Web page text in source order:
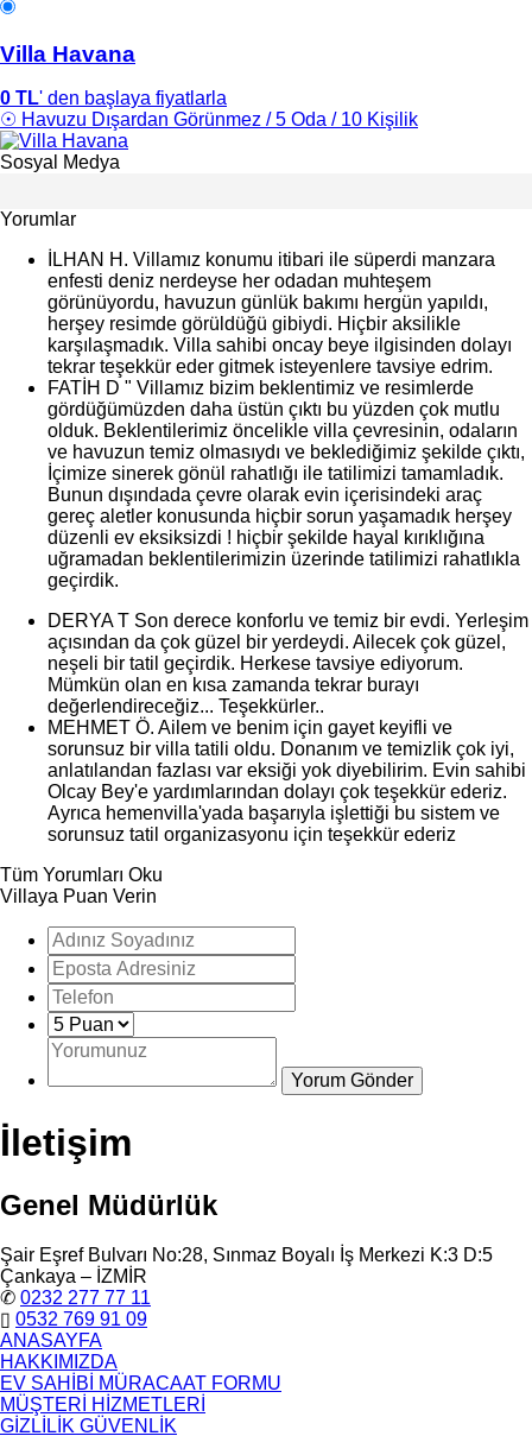
Villa Havana
0 TL' den başlaya fiyatlarla
☉ Havuzu Dışardan Görünmez / 5 Oda / 10 Kişilik
Sosyal Medya
Yorumlar
İLHAN H. Villamız konumu itibari ile süperdi manzara
enfesti deniz nerdeyse her odadan muhteşem
görünüyordu, havuzun günlük bakımı hergün yapıldı,
herşey resimde görüldüğü gibiydi. Hiçbir aksilikle
karşılaşmadık. Villa sahibi oncay beye ilgisinden dolayı
tekrar teşekkür eder gitmek isteyenlere tavsiye edrim.
FATİH D " Villamız bizim beklentimiz ve resimlerde
gördüğümüzden daha üstün çıktı bu yüzden çok mutlu
olduk. Beklentilerimiz öncelikle villa çevresinin, odaların
ve havuzun temiz olmasıydı ve beklediğimiz şekilde çıktı,
İçimize sinerek gönül rahatlığı ile tatilimizi tamamladık.
Bunun dışındada çevre olarak evin içerisindeki araç
gereç aletler konusunda hiçbir sorun yaşamadık herşey
düzenli ev eksiksizdi ! hiçbir şekilde hayal kırıklığına
uğramadan beklentilerimizin üzerinde tatilimizi rahatlıkla
geçirdik.
DERYA T Son derece konforlu ve temiz bir evdi. Yerleşim
açısından da çok güzel bir yerdeydi. Ailecek çok güzel,
neşeli bir tatil geçirdik. Herkese tavsiye ediyorum.
Mümkün olan en kısa zamanda tekrar burayı
değerlendireceğiz... Teşekkürler..
MEHMET Ö. Ailem ve benim için gayet keyifli ve
sorunsuz bir villa tatili oldu. Donanım ve temizlik çok iyi,
anlatılandan fazlası var eksiği yok diyebilirim. Evin sahibi
Olcay Bey'e yardımlarından dolayı çok teşekkür ederiz.
Ayrıca hemenvilla'yada başarıyla işlettiği bu sistem ve
sorunsuz tatil organizasyonu için teşekkür ederiz
Tüm Yorumları Oku
Villaya Puan Verin
İletişim
Genel Müdürlük
Şair Eşref Bulvarı No:28, Sınmaz Boyalı İş Merkezi K:3 D:5
Çankaya – İZMİR
✆ 0232 277 77 11
▯ 0532 769 91 09
ANASAYFA
HAKKIMIZDA
EV SAHİBİ MÜRACAAT FORMU
MÜŞTERİ HİZMETLERİ
GİZLİLİK GÜVENLİK